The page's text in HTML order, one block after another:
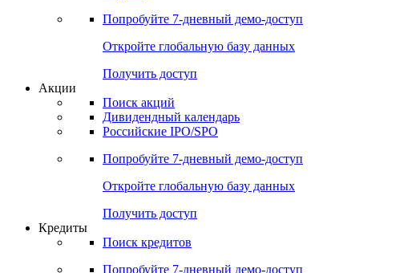
Попробуйте 7-дневный демо-доступ
Откройте глобальную базу данных
Получить доступ
Акции
Поиск акций
Дивидендный календарь
Российские IPO/SPO
Попробуйте 7-дневный демо-доступ
Откройте глобальную базу данных
Получить доступ
Кредиты
Поиск кредитов
Попробуйте 7-дневный демо-доступ